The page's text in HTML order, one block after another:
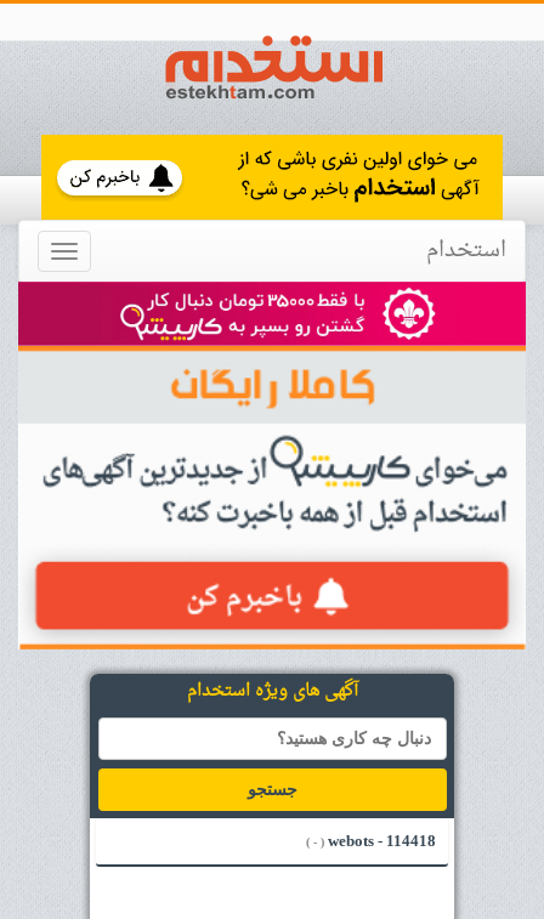
Toggle استخدام
آگهی های ویژه استخدام
جستجو
114418 - webots
( - )